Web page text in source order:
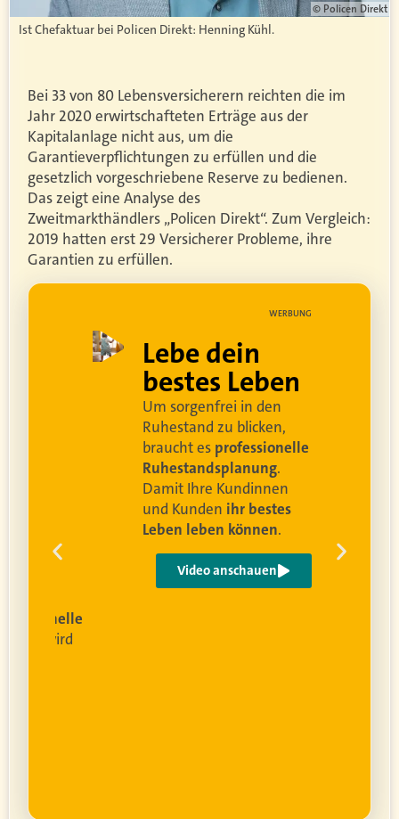
© Policen Direkt
Ist Chefaktuar bei Policen Direkt: Henning Kühl.
Bei 33 von 80 Lebensversicherern reichten die im
Jahr 2020 erwirtschafteten Erträge aus der
Kapitalanlage nicht aus, um die
Garantieverpflichtungen zu erfüllen und die
gesetzlich vorgeschriebene Reserve zu bedienen.
Das zeigt eine Analyse des
Zweitmarkthändlers „Policen Direkt“. Zum Vergleich:
2019 hatten erst 29 Versicherer Probleme, ihre
Garantien zu erfüllen.
wird
WERBUNG
Lebe dein
bestes Leben
Um sorgenfrei in den
Ruhestand zu blicken,
braucht es professionelle
Ruhestandsplanung.
Damit Ihre Kundinnen
und Kunden ihr bestes
Leben leben können.
Video anschauen